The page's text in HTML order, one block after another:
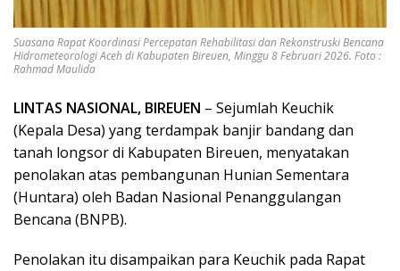
Suasana Rapat Koordinasi Percepatan Rehabilitasi dan Rekonstruski Bencana
Hidrometeorologi Aceh di Kabupaten Bireuen, Minggu 8 Februari 2026. Foto :
Rahmad Maulida
LINTAS NASIONAL, BIREUEN – Sejumlah Keuchik
(Kepala Desa) yang terdampak banjir bandang dan
tanah longsor di Kabupaten Bireuen, menyatakan
penolakan atas pembangunan Hunian Sementara
(Huntara) oleh Badan Nasional Penanggulangan
Bencana (BNPB).
Penolakan itu disampaikan para Keuchik pada Rapat